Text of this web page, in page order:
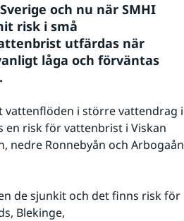
och nu när SMHI
risk i små
utfärdas när
låga och förväntas
i större vattendrag i
en risk för vattenbrist i Viskan
nedre Ronnebyån och Arbogaån
de sjunkit och det finns risk för
Blekinge,